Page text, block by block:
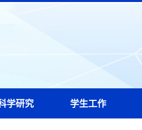
学研究 学生工作